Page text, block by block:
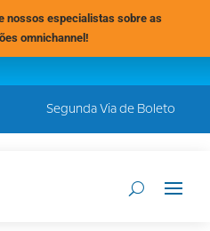
nossos especialistas sobre as
omnichannel!
Segunda Via de Boleto